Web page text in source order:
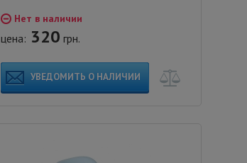
Нет в наличии
цена: 320 грн.
УВЕДОМИТЬ О НАЛИЧИИ